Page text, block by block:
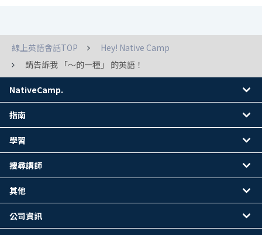
線上英語會話TOP
Hey! Native Camp
請告訴我 「～的一種」 的英語！
NativeCamp.
指南
學習
搜尋講師
其他
公司資訊